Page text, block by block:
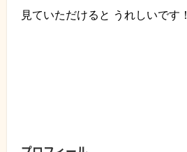
見ていただけると うれしいです！